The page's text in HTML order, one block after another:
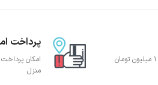
پرداخت
امکان
منزل